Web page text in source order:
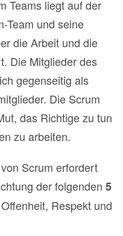
Teams liegt auf der
Team und seine
die Arbeit und die
Die Mitglieder des
gegenseitig als
Die Scrum
das Richtige zu tun
zu arbeiten.
Scrum erfordert
der folgenden 5
Respekt und